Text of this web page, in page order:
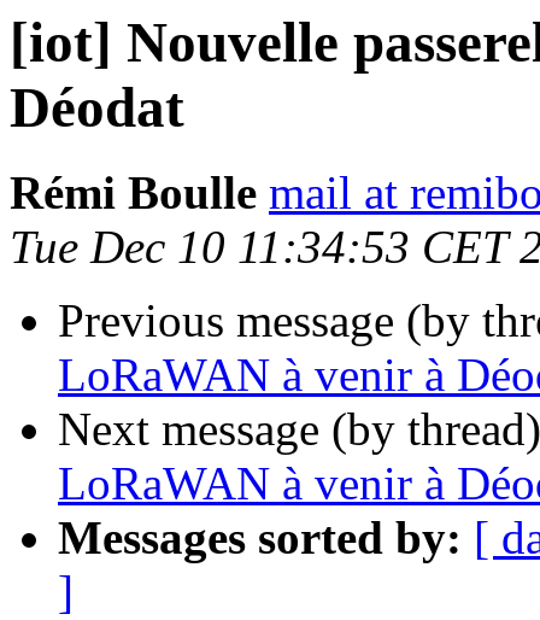
[iot] Nouvelle
Déodat
Rémi Boulle mail at
Tue Dec 10 11:34:53 CET
Previous message (by
LoRaWAN à venir à
Next message (by
LoRaWAN à venir à
Messages sorted by: [
]